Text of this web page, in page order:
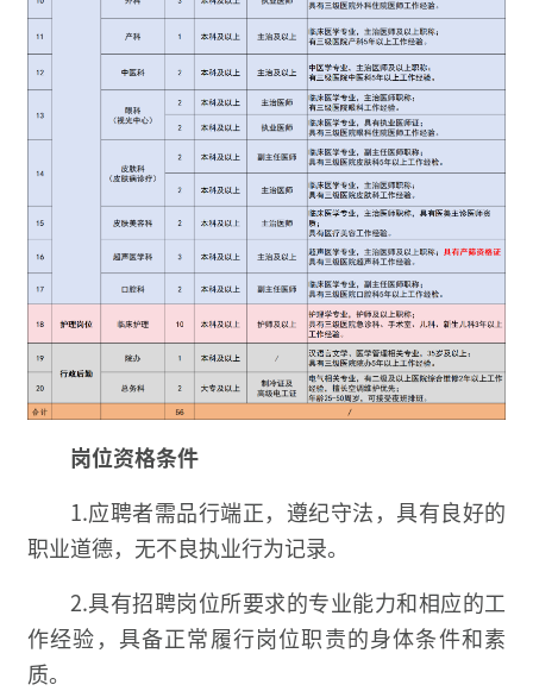
岗位资格条件
1.应聘者需品行端正，遵纪守法，具有良好的
职业道德，无不良执业行为记录。
2.具有招聘岗位所要求的专业能力和相应的工
作经验，具备正常履行岗位职责的身体条件和素
质。